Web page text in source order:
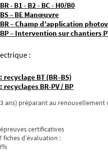
- B1 - B2 - BC - H0/B0
– BE Manœuvre
– Champ d’application
– Intervention sur chantiers
:
BT (BR–BS)
BR-PV / BP
ans) préparant au
certificatives
d’évaluation :